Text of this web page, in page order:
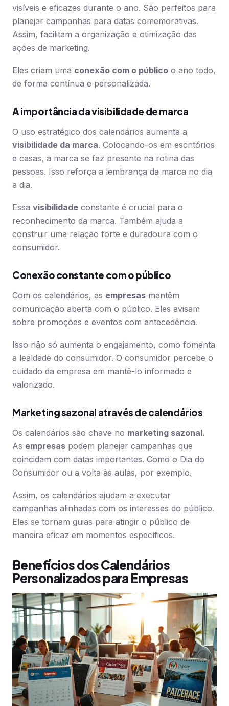
visíveis e eficazes durante o ano. São perfeitos para
planejar campanhas para datas comemorativas.
Assim, facilitam a organização e otimização das
ações de marketing.
Eles criam uma conexão com o público o ano todo,
de forma contínua e personalizada.
A importância da visibilidade de marca
O uso estratégico dos calendários aumenta a
visibilidade da marca. Colocando-os em escritórios
e casas, a marca se faz presente na rotina das
pessoas. Isso reforça a lembrança da marca no dia
a dia.
Essa visibilidade constante é crucial para o
reconhecimento da marca. Também ajuda a
construir uma relação forte e duradoura com o
consumidor.
Conexão constante com o público
Com os calendários, as empresas mantêm
comunicação aberta com o público. Eles avisam
sobre promoções e eventos com antecedência.
Isso não só aumenta o engajamento, como fomenta
a lealdade do consumidor. O consumidor percebe o
cuidado da empresa em mantê-lo informado e
valorizado.
Marketing sazonal através de calendários
Os calendários são chave no marketing sazonal.
As empresas podem planejar campanhas que
coincidam com datas importantes. Como o Dia do
Consumidor ou a volta às aulas, por exemplo.
Assim, os calendários ajudam a executar
campanhas alinhadas com os interesses do público.
Eles se tornam guias para atingir o público de
maneira eficaz em momentos específicos.
Benefícios dos Calendários
Personalizados para Empresas